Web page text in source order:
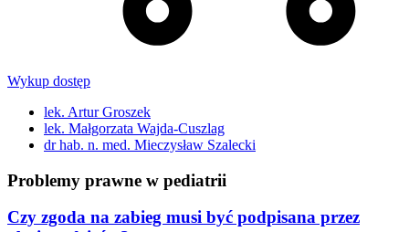
Wykup dostęp
lek. Artur Groszek
lek. Małgorzata Wajda-Cuszlag
dr hab. n. med. Mieczysław Szalecki
Problemy prawne w pediatrii
Czy zgoda na zabieg musi być podpisana przez